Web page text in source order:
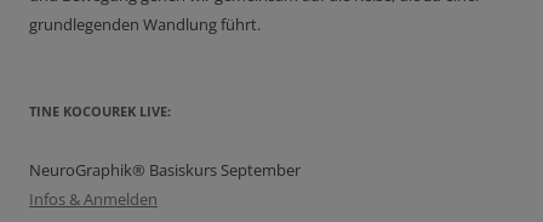
grundlegenden Wandlung führt.
TINE KOCOUREK LIVE:
NeuroGraphik® Basiskurs September
Infos & Anmelden